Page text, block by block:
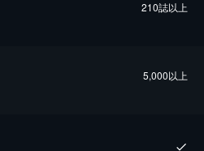
210誌以上
5,000以上